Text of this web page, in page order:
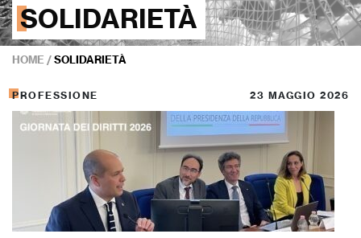
SOLIDARIETÀ
HOME /SOLIDARIETÀ
PROFESSIONE 23 MAGGIO 2026